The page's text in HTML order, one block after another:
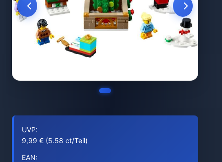
UVP:
9,99 € (5.58 ct/Teil)
EAN: